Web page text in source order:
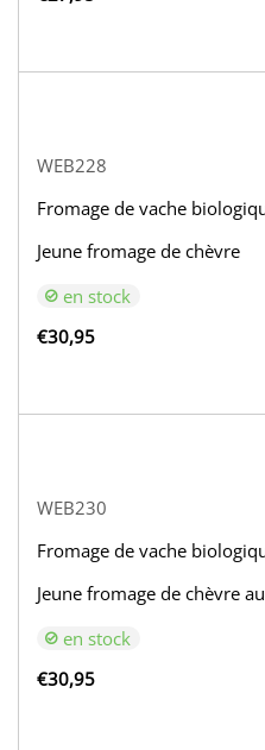
WEB228
Fromage de vache
Jeune fromage de chèvre
en stock
€30,95
WEB230
Fromage de vache
Jeune fromage de chèvre
en stock
€30,95